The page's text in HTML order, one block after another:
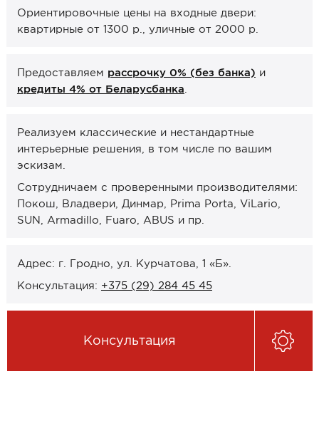
Каталоги от производителей
Сервис
Замер
Монтаж
Оплата
Кредиты 4% от Беларусбанка
Карты рассрочек
О компании
Контакты и график работы
Сотрудничество
Ориентировочные цены на входные двери:
квартирные от 1300 р., уличные от 2000 р.
Предоставляем рассрочку 0% (без банка) и
кредиты 4% от Беларусбанка
Реализуем классические и нестандартные
интерьерные решения, в том числе по вашим
эскизам.
Сотрудничаем с проверенными производителями:
Покош, Владвери, Динмар, Prima Porta, ViLario,
SUN, Armadillo, Fuaro, ABUS и пр.
Адрес: г. Гродно, ул. Курчатова, 1 «Б».
Консультация: +375 (29) 284 45 45
Консультация